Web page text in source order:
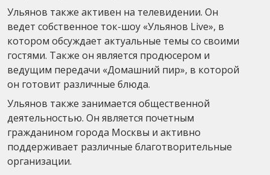
Ульянов также активен на телевидении. Он
ведет собственное ток-шоу «Ульянов Live», в
котором обсуждает актуальные темы со своими
гостями. Также он является продюсером и
ведущим передачи «Домашний пир», в которой
он готовит различные блюда.
Ульянов также занимается общественной
деятельностью. Он является почетным
гражданином города Москвы и активно
поддерживает различные благотворительные
организации.